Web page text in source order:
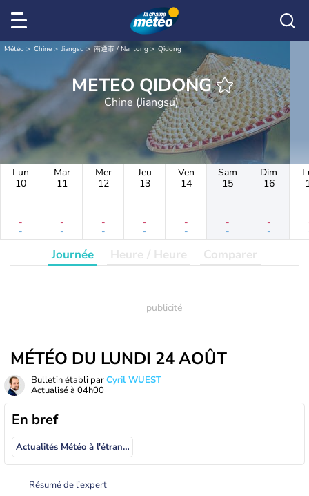
Météo Chine Jiangsu 南通市 / Nantong Qidong
METEO QIDONG
Chine (Jiangsu)
Lun
10
-
-
Mar
11
-
-
Mer
12
-
-
Jeu
13
-
-
Ven
14
-
-
Sam
15
-
-
Dim
16
-
-
Journée Heure / Heure Comparer
MÉTÉO DU LUNDI 24 AOÛT
Bulletin établi parCyril WUEST
Actualisé à 04h00
En bref
Actualités Météo à l'étranger
Résumé de l’expert